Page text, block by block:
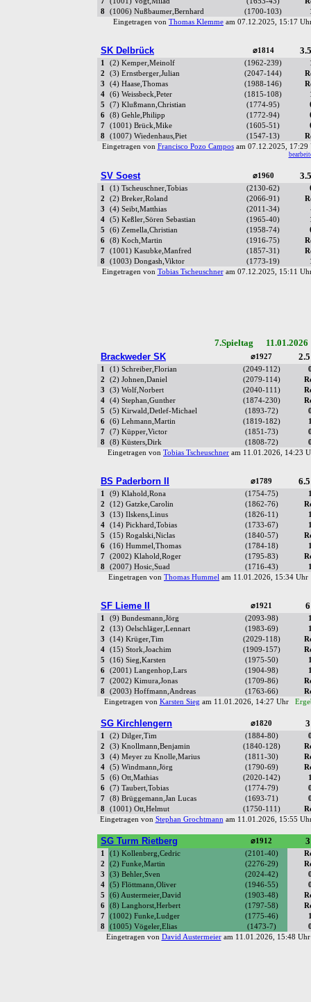
8
(1006) Nußbaumer,Bernhard (1700-103)
Eingetragen von Thomas Klemme am 07.12.2025, 15:17
SK Delbrück ⌀1814
1 (2) Kemper,Meinolf (1962-239)
2
(3) Ernstberger,Julian (2047-144)
3
(4) Haase,Thomas (1988-146)
4
(6) Weissbeck,Peter (1815-108)
5
(7) Klußmann,Christian (1774-95)
6
(8) Gehle,Philipp (1772-94)
7
(1001) Brück,Mike (1605-51)
8
(1007) Wiedenhaus,Piet (1547-13)
Eingetragen von Francisco Pozo Camposam 07.12.2025,
SV Soest ⌀1960
1 (1) Tscheuschner,Tobias (2130-62)
2
(2) Breker,Roland (2066-91)
3
(4) Seibt,Matthias (2011-34)
4
(5) Keßler,Sören Sebastian (1965-40)
5
(6) Zemella,Christian (1958-74)
6
(8) Koch,Martin (1916-75)
7
(1001) Kasubke,Manfred (1857-31)
8
(1003) Dongash,Viktor (1773-19)
Eingetragen von Tobias Tscheuschneram 07.12.2025, 15:11
7.Spieltag
Brackweder SK
⌀1927
1 (1) Schreiber,Florian (2049-112)
2
(2) Johnen,Daniel (2079-114)
3
(3) Wolf,Norbert (2040-111)
4
(4) Stephan,Gunther (1874-230)
5
(5) Kirwald,Detlef-Michael (1893-72)
6
(6) Lehmann,Martin (1819-182)
7
(7) Küpper,Victor (1851-73)
8
(8) Küsters,Dirk (1808-72)
Eingetragen von Tobias Tscheuschner am 11.01.2026, 14:23
BS Paderborn II ⌀1789
1 (9) Klahold,Rona (1754-75)
2
(12) Gatzke,Carolin (1862-76)
3
(13) Ilskens,Linus (1826-11)
4
(14) Pickhard,Tobias (1733-67)
5
(15) Rogalski,Niclas (1840-57)
6
(16) Hummel,Thomas (1784-18)
7
(2002) Klahold,Roger (1795-83)
8
(2007) Hosic,Suad (1716-43)
Eingetragen von Thomas Hummel am 11.01.2026, 15:34
SF Lieme II ⌀1921
1 (9) Bundesmann,Jörg (2093-98)
2
(13) Oelschläger,Lennart (1983-69)
3
(14) Krüger,Tim (2029-118)
4
(15) Stork,Joachim (1909-157)
5
(16) Sieg,Karsten (1975-50)
6
(2001) Langenhop,Lars (1904-98)
7
(2002) Kimura,Jonas (1709-86)
8
(2003) Hoffmann,Andreas (1763-66)
Eingetragen von Karsten Sieg am 11.01.2026, 14:27 Uhr
SG Kirchlengern ⌀1820
1 (2) Dilger,Tim (1884-80)
2
(3) Knollmann,Benjamin (1840-128)
3
(4) Meyer zu Knolle,Marius (1811-30)
4
(5) Windmann,Jörg (1790-69)
5
(6) Ott,Mathias (2020-142)
6
(7) Taubert,Tobias (1774-79)
7
(8) Brüggemann,Jan Lucas (1693-71)
8
(1001) Ott,Helmut (1750-111)
Eingetragen von Stephan Grochtmannam 11.01.2026, 15:55
SG Turm Rietberg ⌀1912
1 (1) Kollenberg,Cedric (2101-40)
2
(2) Funke,Martin (2276-29)
3
(3) Behler,Sven (2024-42)
4
(5) Flöttmann,Oliver (1946-55)
5
(6) Austermeier,David (1903-48)
6
(8) Langhorst,Herbert (1797-58)
7
(1002) Funke,Ludger (1775-46)
8
(1005) Vögeler,Elias (1473-7)
Eingetragen von David Austermeieram 11.01.2026, 15:48